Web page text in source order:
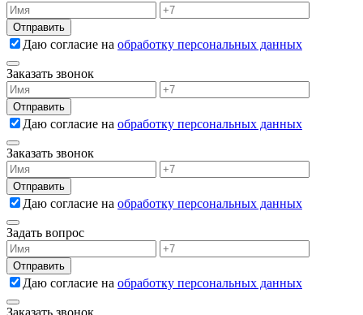
Даю согласие на обработку персональных данных
Заказать звонок
Даю согласие на обработку персональных данных
Заказать звонок
Даю согласие на обработку персональных данных
Задать вопрос
Даю согласие на обработку персональных данных
Заказать звонок